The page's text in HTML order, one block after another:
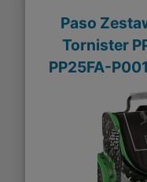
Paso
Tornister
PP25FA-